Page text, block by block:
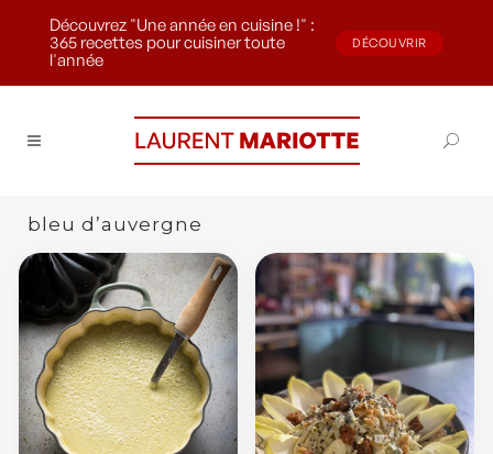
Découvrez "Une année en cuisine !" :
365 recettes pour cuisiner toute
l'année
DÉCOUVRIR
bleu d’auvergne